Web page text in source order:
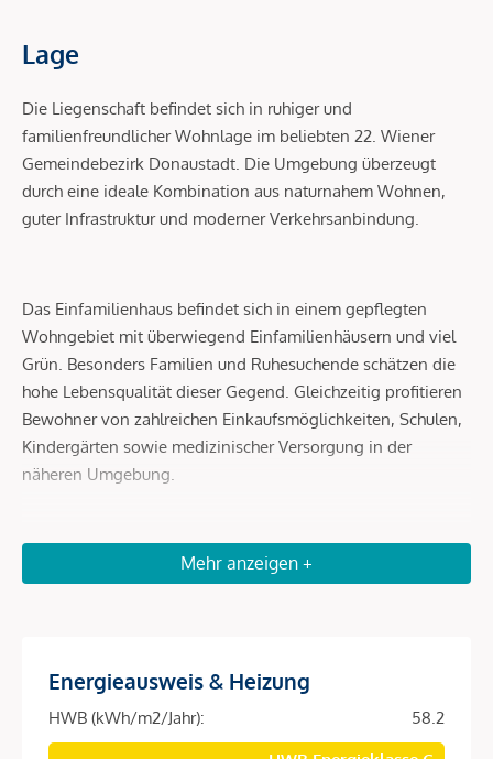
Lage
Die Liegenschaft befindet sich in ruhiger und
familienfreundlicher Wohnlage im beliebten 22. Wiener
Gemeindebezirk Donaustadt. Die Umgebung überzeugt
durch eine ideale Kombination aus naturnahem Wohnen,
guter Infrastruktur und moderner Verkehrsanbindung.
Das Einfamilienhaus befindet sich in einem gepflegten
Wohngebiet mit überwiegend Einfamilienhäusern und viel
Grün. Besonders Familien und Ruhesuchende schätzen die
hohe Lebensqualität dieser Gegend. Gleichzeitig profitieren
Bewohner von zahlreichen Einkaufsmöglichkeiten, Schulen,
Kindergärten sowie medizinischer Versorgung in der
näheren Umgebung.
Die öffentliche Verkehrsanbindung ist gut ausgebaut:
erreichbar.
Mehr anzeigen +
Energieausweis & Heizung
HWB (kWh/m2/Jahr):
58.2